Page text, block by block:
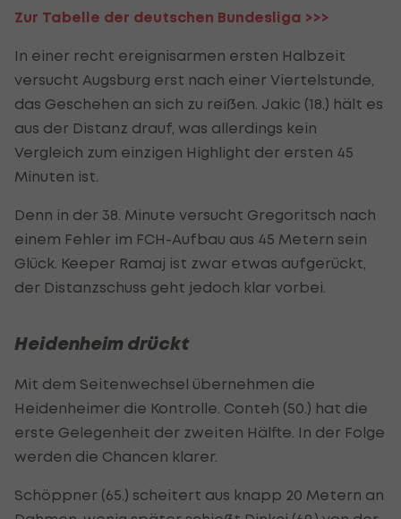
Zur Tabelle der deutschen Bundesliga >>>
In einer recht ereignisarmen ersten Halbzeit
versucht Augsburg erst nach einer Viertelstunde,
das Geschehen an sich zu reißen. Jakic (18.) hält es
aus der Distanz drauf, was allerdings kein
Vergleich zum einzigen Highlight der ersten 45
Minuten ist.
Denn in der 38. Minute versucht Gregoritsch nach
einem Fehler im FCH-Aufbau aus 45 Metern sein
Glück. Keeper Ramaj ist zwar etwas aufgerückt,
der Distanzschuss geht jedoch klar vorbei.
Heidenheim drückt
Mit dem Seitenwechsel übernehmen die
Heidenheimer die Kontrolle. Conteh (50.) hat die
erste Gelegenheit der zweiten Hälfte. In der Folge
werden die Chancen klarer.
Schöppner (65.) scheitert aus knapp 20 Metern an